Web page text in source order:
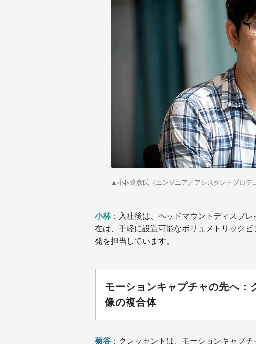
▲ 小林達彦氏（エンジニア／アシスタントプロデ
小林：入社後は、ヘッドマウントディスプ
在は、手軽に設置可能なボリュメトリックビ
発を担当しています。
モーションキャプチャの先へ：
像の複合体
菊谷 ：クレッセントは、モーションキャプ